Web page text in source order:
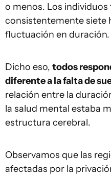
o menos. Los
consistentemente siete
fluctuación en duración.
Dicho eso, todos
diferente a la falta de
relación entre la
la salud mental estaba
estructura cerebral.
Observamos que las
afectadas por la